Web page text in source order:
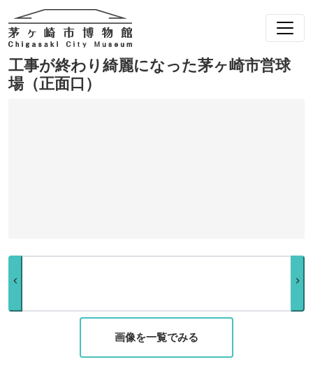
工事が終わり綺麗になった茅ヶ崎市営球
場（正面口）
chevron_left chevron_right
画像を一覧でみる